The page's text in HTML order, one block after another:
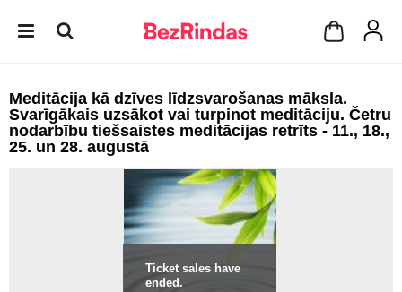
Meditācija kā dzīves līdzsvarošanas māksla.
Svarīgākais uzsākot vai turpinot meditāciju. Četru
nodarbību tiešsaistes meditācijas retrīts - 11., 18.,
25. un 28. augustā
Ticket sales have
ended.